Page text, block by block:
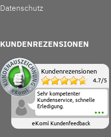
Datenschutz
KUNDENREZENSIONEN
Kundenrezensionen
4.7/5
Sehr kompetenter
Kundenservice, schnelle
Erledigung.
eKomi Kundenfeedback